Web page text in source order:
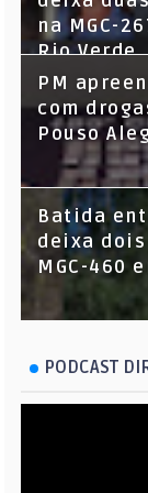
na MGC-
Rio Verde,
PM
com
Pouso
Batida
deixa
MGC-460
PODCAST